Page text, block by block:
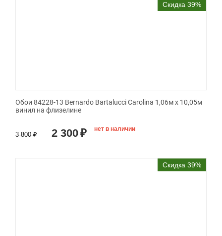
Скидка 39%
Обои 84228-13 Bernardo Bartalucci Carolina 1,06м х 10,05м
винил на флизелине
3 800 ₽ 2 300₽ нет в наличии
Скидка 39%